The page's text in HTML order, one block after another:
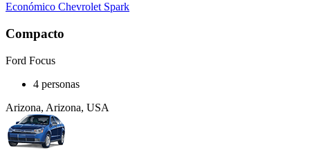
Económico Chevrolet Spark
Compacto
Ford Focus
4 personas
Arizona, Arizona, USA